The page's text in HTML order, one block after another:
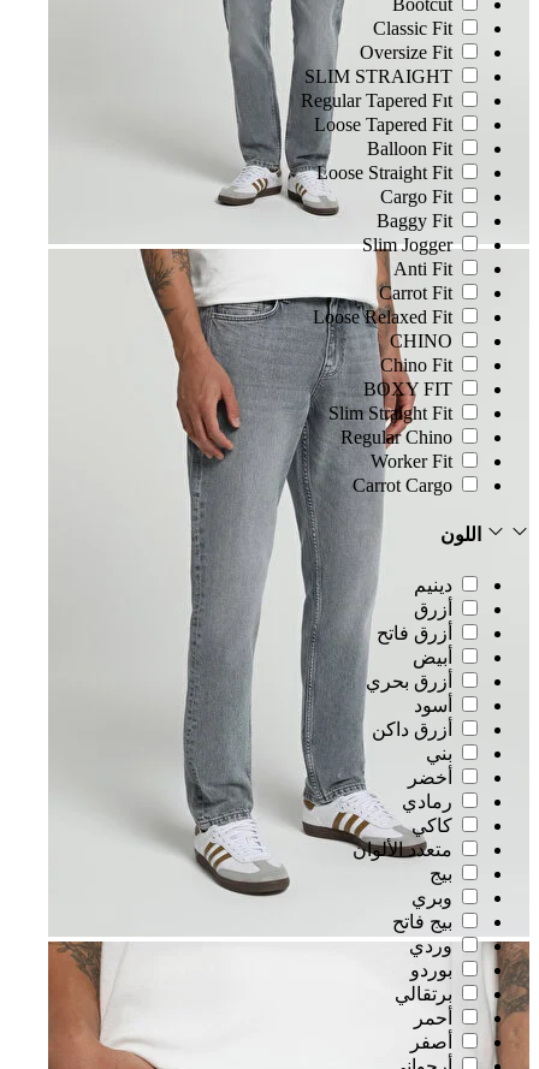
Bootcut
Classic Fit
Oversize Fit
SLIM STRAIGHT
Regular Tapered Fıt
Loose Tapered Fit
Balloon Fit
Loose Straight Fit
Cargo Fit
Baggy Fit
Slim Jogger
Anti Fit
Carrot Fit
Loose Relaxed Fit
CHINO
Chino Fit
BOXY FIT
Slim Straight Fit
Regular Chino
Worker Fit
Carrot Cargo
اللون
دينيم
أزرق
أزرق فاتح
أبيض
أزرق بحري
أسود
أزرق داكن
بني
أخضر
رمادي
كاكي
متعدد الألوان
بيج
وبري
بيج فاتح
وردي
بوردو
برتقالي
أحمر
أصفر